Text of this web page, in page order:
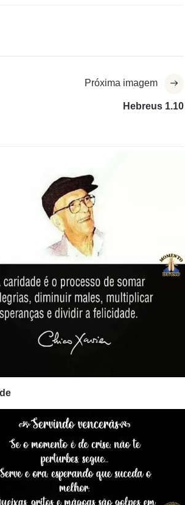
Próxima imagem
Hebreus 1.10